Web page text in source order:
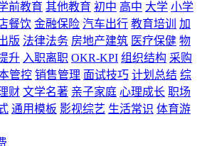
前教育 其他教育 初中 高中 大学 小学
餐饮 金融保险 汽车出行 教育培训
加
版 法律法务 房地产建筑 医疗保健 物
升 入职离职 OKR-KPI 组织结构 采购
管控 销售管理 面试技巧 计划总结 综
财 文学名著 亲子家庭 心理成长 职场
通用模板 影视综艺 生活常识 体育游